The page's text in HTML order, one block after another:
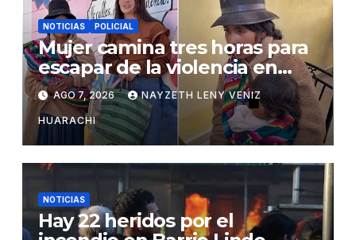
NOTICIAS POLICIAL
Mujer camina tres horas para
escapar de la violencia en
Potosí
AGO 7, 2026 NAYZETH LENY VENIZ
HUARACHI
NOTICIAS
Hay 22 heridos por el